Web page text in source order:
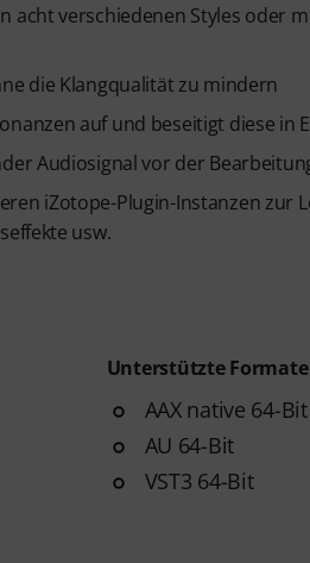
acht verschiedenen Styles oder
die Klangqualität zu mindern
auf und beseitigt diese in
Audiosignal vor der
iZotope-Plugin-Instanzen zur
usw.
Unterstützte Formate
AAX native 64-Bit
AU 64-Bit
VST3 64-Bit